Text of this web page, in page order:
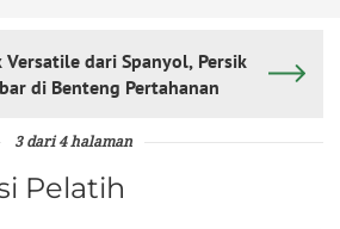
Versatile dari Spanyol, Persik
di Benteng Pertahanan
3 dari 4 halaman
Pelatih